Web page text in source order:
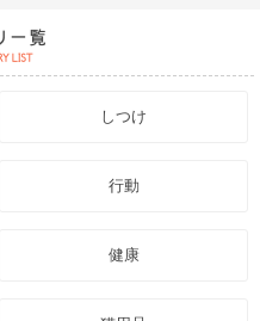
しつけ
行動
健康